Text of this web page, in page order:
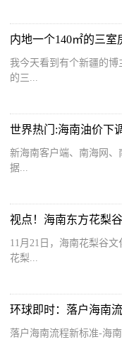
我今天看到有个新疆的博
的三...
世界热门:海南油价下
新海南客户端、南海网、
据...
视点！海南东方花梨
11月21日，海南花梨谷
花梨...
落户海南流程新标准-海